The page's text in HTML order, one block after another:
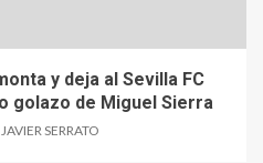
y deja al Sevilla FC
golazo de Miguel Sierra
SERRATO